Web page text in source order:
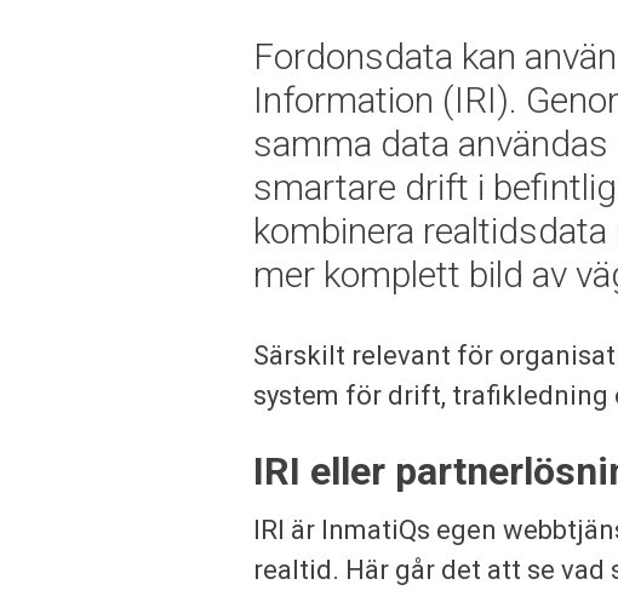
Fordonsdata kan
Information (IRI).
samma data
smartare drift i
kombinera
mer komplett bild av
Särskilt relevant för
system för drift, trafikledning
IRI eller
IRI är InmatiQs egen
realtid. Här går det att se vad